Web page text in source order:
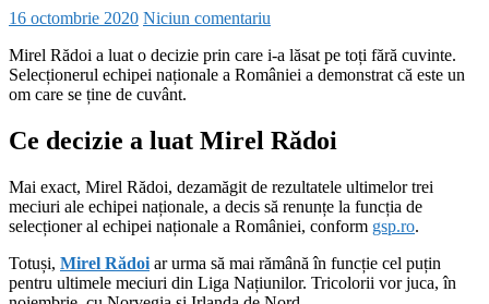
16 octombrie 2020 Niciun comentariu
Mirel Rădoi a luat o decizie prin care i-a lăsat pe toți fără cuvinte.
Selecționerul echipei naționale a României a demonstrat că este un
om care se ține de cuvânt.
Ce decizie a luat Mirel Rădoi
Mai exact, Mirel Rădoi, dezamăgit de rezultatele ultimelor trei
meciuri ale echipei naționale, a decis să renunțe la funcția de
selecționer al echipei naționale a României, conform gsp.ro.
Totuși, Mirel Rădoi ar urma să mai rămână în funcție cel puțin
pentru ultimele meciuri din Liga Națiunilor. Tricolorii vor juca, în